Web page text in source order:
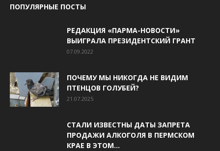
ПОПУЛЯРНЫЕ ПОСТЫ
РЕДАКЦИЯ «ПАРМА-НОВОСТИ»
ВЫИГРАЛА ПРЕЗИДЕНТСКИЙ ГРАНТ
07.09.2022
ПОЧЕМУ МЫ НИКОГДА НЕ ВИДИМ
ПТЕНЦОВ ГОЛУБЕЙ?
21.07.2025
СТАЛИ ИЗВЕСТНЫ ДАТЫ ЗАПРЕТА
ПРОДАЖИ АЛКОГОЛЯ В ПЕРМСКОМ
КРАЕ В ЭТОМ...